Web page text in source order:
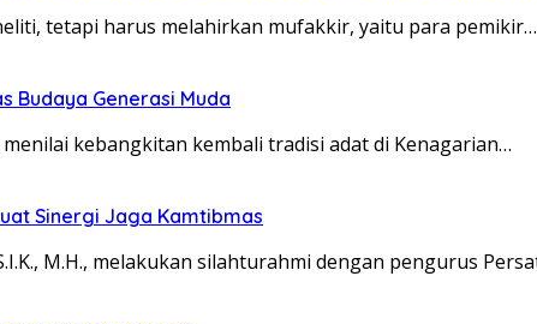
tetapi harus melahirkan mufakkir, yaitu para pemikir…
Budaya Generasi Muda
kebangkitan kembali tradisi adat di Kenagarian…
Sinergi Jaga Kamtibmas
M.H., melakukan silahturahmi dengan pengurus